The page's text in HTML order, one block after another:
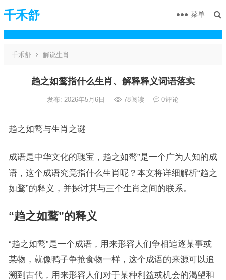
千禾舒 菜单
千禾舒 解说生肖
趋之如鹜指什么生肖、解释释义词语落实
发布: 2026年5月6日 78阅读 0评论
趋之如鹜与生肖之谜
成语是中华文化的瑰宝，趋之如鹜”是一个广为人知的成
语，这个成语究竟指什么生肖呢？本文将详细解析“趋之
如鹜”的释义，并探讨其与三个生肖之间的联系。
“趋之如鹜”的释义
“趋之如鹜”是一个成语，用来形容人们争相追逐某事或
某物，就像鸭子争抢食物一样，这个成语的来源可以追
溯到古代，用来形容人们对于某种利益或机会的渴望和